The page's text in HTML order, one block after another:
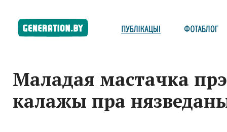
Маладая мастачка
калажы пра